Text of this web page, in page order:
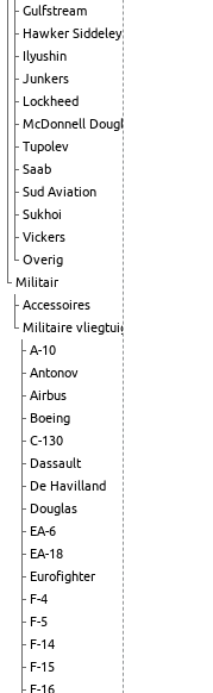
Gulfstream
Hawker Siddeley
Ilyushin
Junkers
Lockheed
McDonnell Douglas
Tupolev
Saab
Sud Aviation
Sukhoi
Vickers
Overig
Militair
Accessoires
Militaire vliegtuigen
A-10
Antonov
Airbus
Boeing
C-130
Dassault
De Havilland
Douglas
EA-6
EA-18
Eurofighter
F-4
F-5
F-14
F-15
F-16